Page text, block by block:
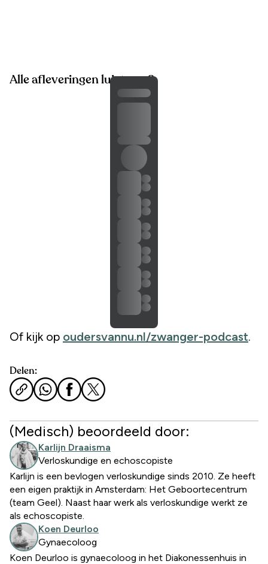
Alle afleveringen luisteren?
Of kijk op oudersvannu.nl/zwanger-podcast.
Delen:
(Medisch) beoordeeld door:
Karlijn Draaisma
Verloskundige en echoscopiste
Karlijn is een bevlogen verloskundige sinds 2010. Ze heeft
een eigen praktijk in Amsterdam: Het Geboortecentrum
(team Geel). Naast haar werk als verloskundige werkt ze
als echoscopiste.
Koen Deurloo
Gynaecoloog
Koen Deurloo is gynaecoloog in het Diakonessenhuis in